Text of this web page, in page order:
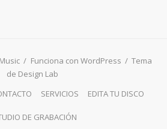
/ Funciona con WordPress / Tema
de Design Lab
SERVICIOS EDITA TU DISCO
DE GRABACIÓN